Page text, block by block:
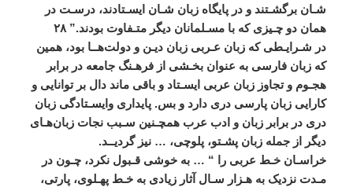
شـان برگشـتند و در پايگاه زبان شـان ايسـتادند، درسـت در
همان دو چـيزی که با مسـلمانان ديگر متـفاوت بودند.”۲۸
در شـرايـطی که زبان عـربی زبان ديـن و دولتهــا بود، همين
که زبان فارسی به عنوان بخـشی از فرهـنگ جامعه در برابر
هجـوم و تجاوز زبان عربی ايسـتاد و باقی ماند دال بر توانايی و
کارايی زبان پارسی دری دارد و بس.پايداری وايسـتادگی زبان
دری در برابر زبان و ادب عرب همچـنين سـبب نجات زبانهـای
ديگر
از جمله زبان پشـتو، پلوچی، …نيز گرديــد.
خراسـان خـط عربی را “ …به خوشی قـبول نکرد، چـون در
مـدت نزديک به هـزار سـال آثار زيادی به خـط پهـلوی، پارتی،